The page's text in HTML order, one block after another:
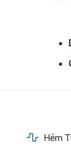
Hẻm